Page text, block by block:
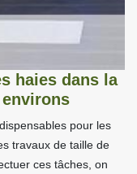
haies dans la
pour les
travaux de taille de
ces tâches, on